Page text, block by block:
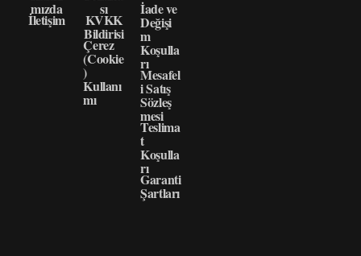
mızda
İletişim
sı
KVKK
Bildirisi
Çerez
(Cookie
)
Kullanı
mı
İade ve
Değişi
m
Koşulla
rı
Mesafel
i Satış
Sözleş
mesi
Teslima
t
Koşulla
rı
Garanti
Şartları